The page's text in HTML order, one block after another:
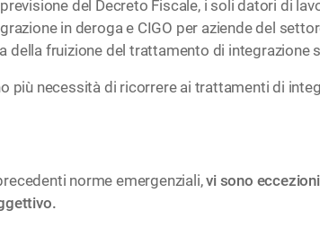
del Decreto Fiscale, i soli datori di
in deroga e CIGO per aziende del
della fruizione del trattamento di integrazione
più necessità di ricorrere ai trattamenti di
norme emergenziali,vi sono